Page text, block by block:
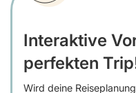
Interaktive
perfekten
Wird deine